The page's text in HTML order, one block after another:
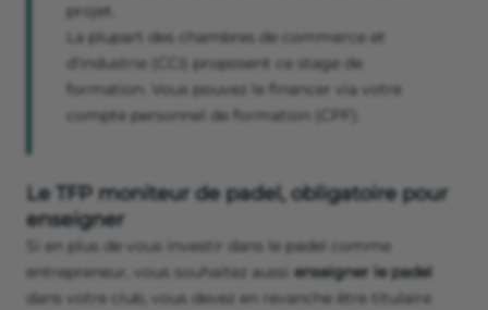
projet.
La plupart des chambres de commerce et
d'industrie (CCI) proposent ce stage de
formation. Vous pouvez le financer via votre
compte personnel de formation (CPF).
Le TFP moniteur de padel, obligatoire pour
enseigner
Si en plus de vous investir dans le padel comme
entrepreneur, vous souhaitez aussi enseigner le padel
dans votre club, vous devez en revanche être titulaire